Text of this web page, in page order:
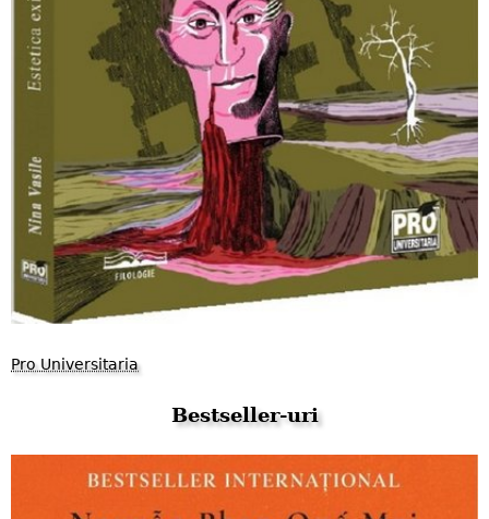
Pro Universitaria
Bestseller-uri